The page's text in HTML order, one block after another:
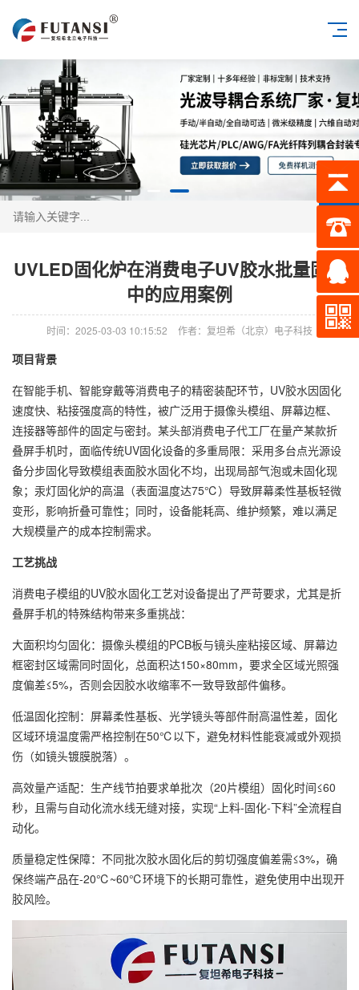
搜索
UVLED固化炉在消费电子UV胶水批量固化
中的应用案例
时间：2025-03-03 10:15:52 作者：复坦希（北京）电子科技
项目背景
在智能手机、智能穿戴等消费电子的精密装配环节，UV胶水因固化
速度快、粘接强度高的特性，被广泛用于摄像头模组、屏幕边框、
连接器等部件的固定与密封。某头部消费电子代工厂在量产某款折
叠屏手机时，面临传统UV固化设备的多重局限：采用多台点光源设
备分步固化导致模组表面胶水固化不均，出现局部气泡或未固化现
象；汞灯固化炉的高温（表面温度达75℃）导致屏幕柔性基板轻微
变形，影响折叠可靠性；同时，设备能耗高、维护频繁，难以满足
大规模量产的成本控制需求。
工艺挑战
消费电子模组的UV胶水固化工艺对设备提出了严苛要求，尤其是折
叠屏手机的特殊结构带来多重挑战：
大面积均匀固化：摄像头模组的PCB板与镜头座粘接区域、屏幕边
框密封区域需同时固化，总面积达150×80mm，要求全区域光照强
度偏差≤5%，否则会因胶水收缩率不一致导致部件偏移。
低温固化控制：屏幕柔性基板、光学镜头等部件耐高温性差，固化
区域环境温度需严格控制在50℃以下，避免材料性能衰减或外观损
伤（如镜头镀膜脱落）。
高效量产适配：生产线节拍要求单批次（20片模组）固化时间≤60
秒，且需与自动化流水线无缝对接，实现“上料-固化-下料”全流程自
动化。
质量稳定性保障：不同批次胶水固化后的剪切强度偏差需≤3%，确
保终端产品在-20℃~60℃环境下的长期可靠性，避免使用中出现开
胶风险。